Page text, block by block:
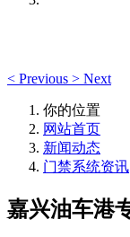
< Previous > Next
你的位置
网站首页
新闻动态
门禁系统资讯
嘉兴油车港